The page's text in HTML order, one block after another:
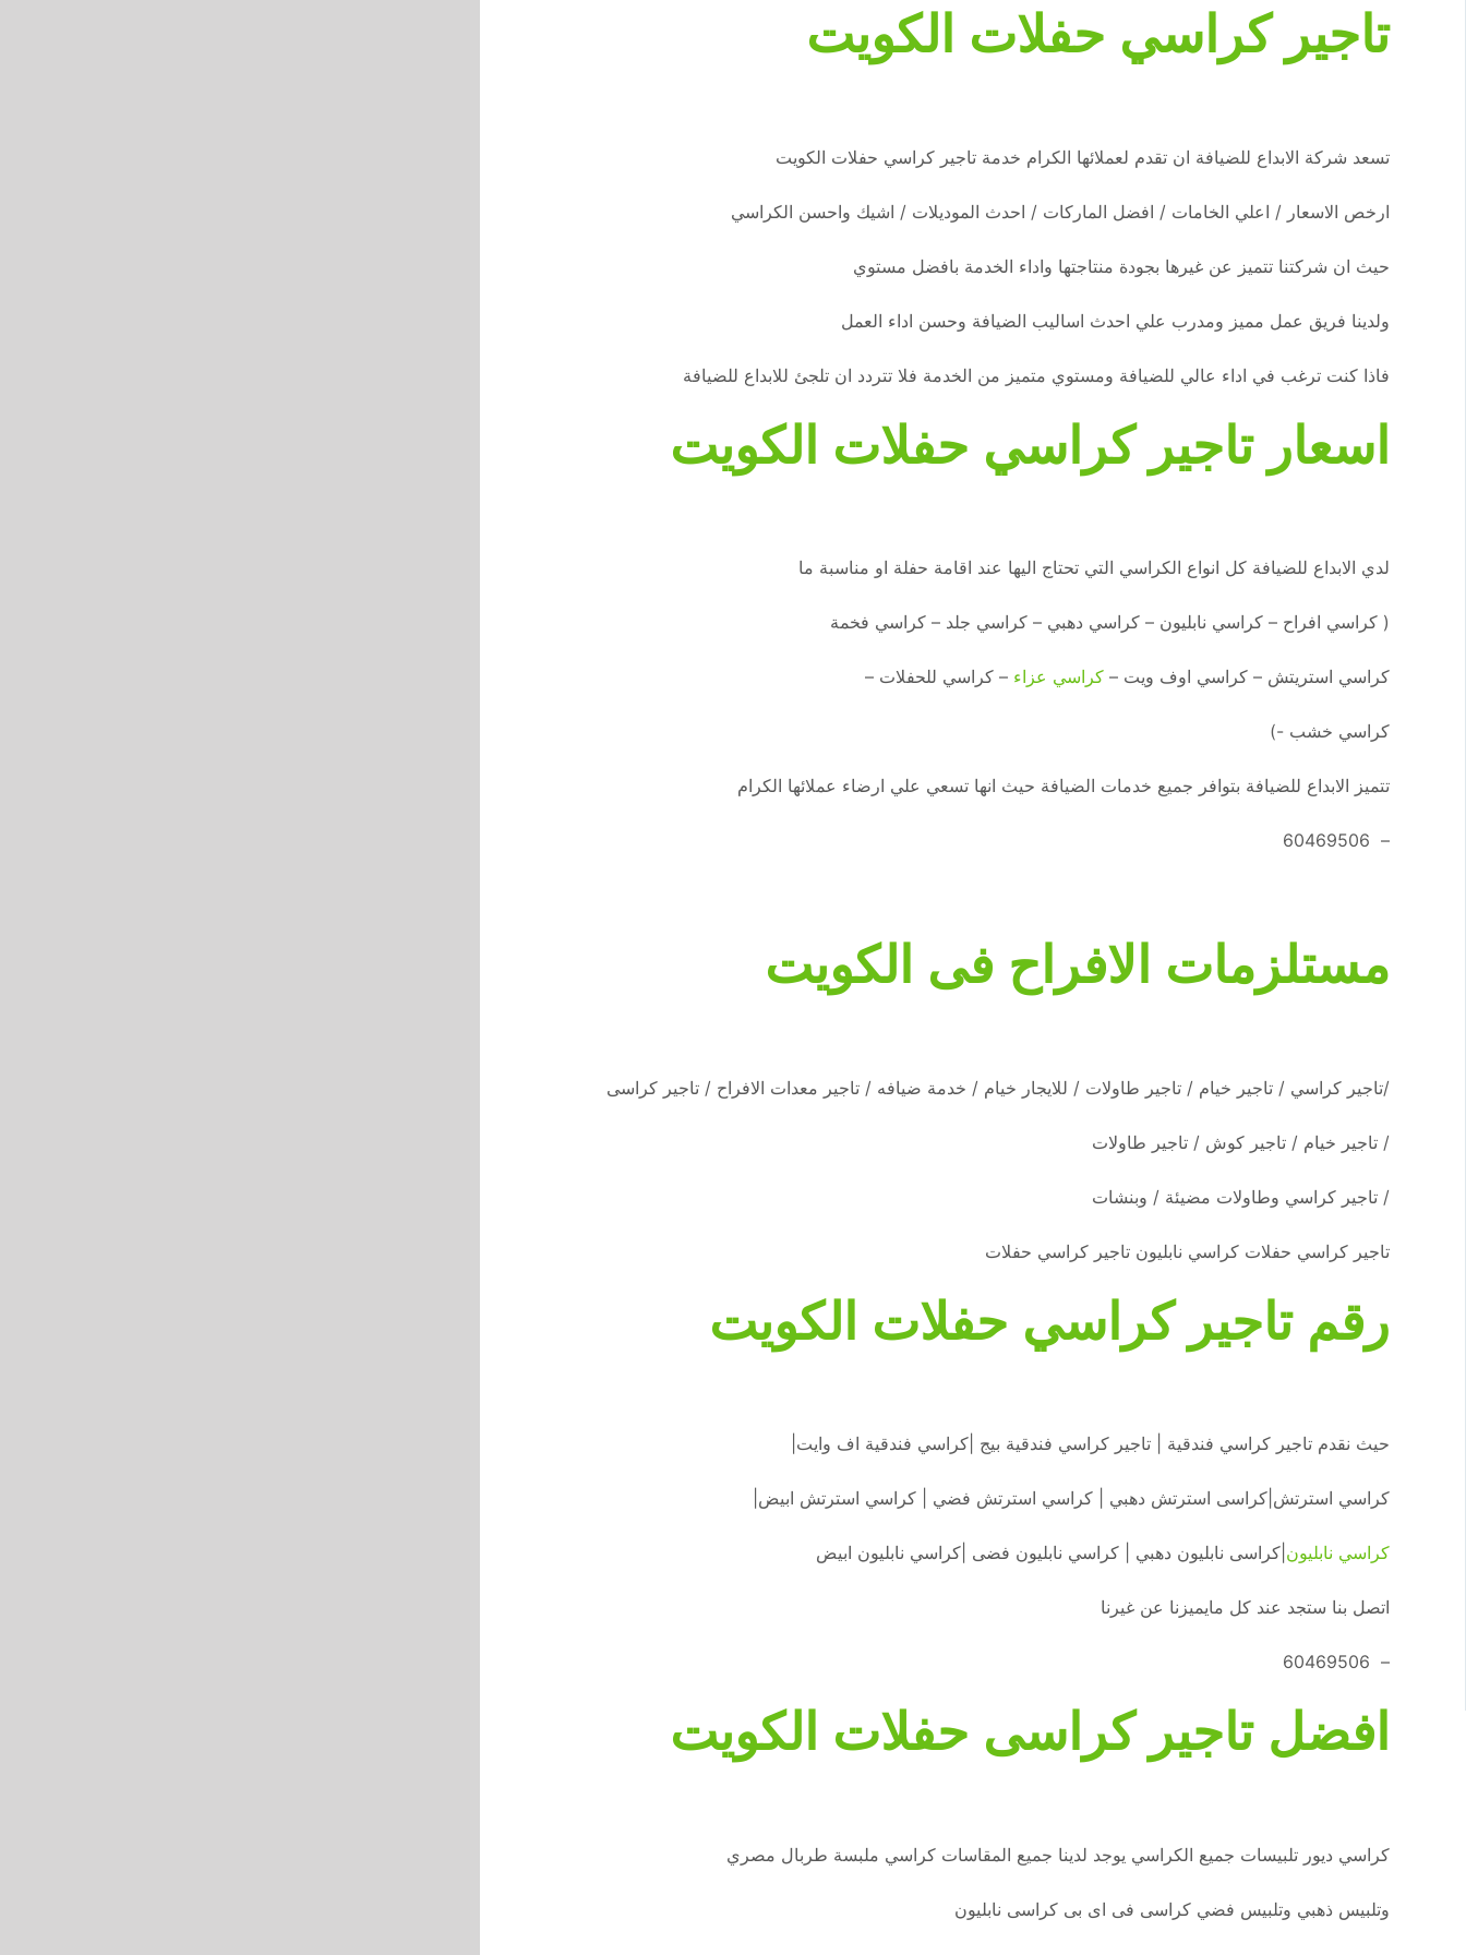
تاجير كراسي حفلات الكويت
تسعد شركة الابداع للضيافة ان تقدم لعملائها الكرام خدمة تاجير كراسي حفلات الكويت
ارخص الاسعار / اعلي الخامات / افضل الماركات / احدث الموديلات / اشيك واحسن الكراسي
حيث ان شركتنا تتميز عن غيرها بجودة منتاجتها واداء الخدمة بافضل مستوي
ولدينا فريق عمل مميز ومدرب علي احدث اساليب الضيافة وحسن اداء العمل
فاذا كنت ترغب في اداء عالي للضيافة ومستوي متميز من الخدمة فلا تتردد ان تلجئ للابداع للضيافة
اسعار تاجير كراسي حفلات الكويت
لدي الابداع للضيافة كل انواع الكراسي التي تحتاج اليها عند اقامة حفلة او مناسبة ما
( كراسي افراح – كراسي نابليون – كراسي دهبي – كراسي جلد – كراسي فخمة
كراسي استريتش – كراسي اوف ويت – كراسي عزاء – كراسي للحفلات –
كراسي خشب -)
تتميز الابداع للضيافة بتوافر جميع خدمات الضيافة حيث انها تسعي علي ارضاء عملائها الكرام
– 60469506
مستلزمات الافراح فى الكويت
/تاجير كراسي / تاجير خيام / تاجير طاولات / للايجار خيام / خدمة ضيافه / تاجير معدات الافراح / تاجير كراسى
/ تاجير خيام / تاجير كوش / تاجير طاولات
/ تاجير كراسي وطاولات مضيئة / وبنشات
تاجير كراسي حفلات كراسي نابليون تاجير كراسي حفلات
رقم تاجير كراسي حفلات الكويت
حيث نقدم تاجير كراسي فندقية | تاجير كراسي فندقية بيج |كراسي فندقية اف وايت|
كراسي استرتش|كراسى استرتش دهبي | كراسي استرتش فضي | كراسي استرتش ابيض|
كراسي نابليون |كراسى نابليون دهبي | كراسي نابليون فضى |كراسي نابليون ابيض
اتصل بنا ستجد عند كل مايميزنا عن غيرنا
– 60469506
افضل تاجير كراسى حفلات الكويت
كراسي ديور تلبيسات جميع الكراسي يوجد لدينا جميع المقاسات كراسي ملبسة طربال مصري
وتلبيس ذهبي وتلبيس فضي كراسى فى اى بى كراسى نابليون